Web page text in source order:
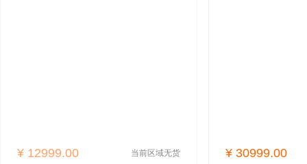
¥ 12999.00 当前区域无货 ¥ 30999.00